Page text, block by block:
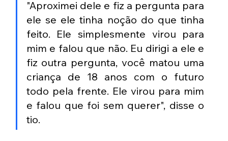
"Aproximei dele e fiz a pergunta para
ele se ele tinha noção do que tinha
feito. Ele simplesmente virou para
mim e falou que não. Eu dirigi a ele e
fiz outra pergunta, você matou uma
criança de 18 anos com o futuro
todo pela frente. Ele virou para mim
e falou que foi sem querer", disse o
tio.